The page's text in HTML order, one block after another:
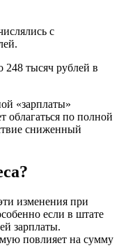
с
248 тысяч рублей в
«зарплаты»
облагаться по полной
сниженный
изменения при
если в штате
зарплаты.
повлияет на сумму